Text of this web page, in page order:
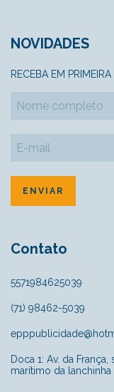
NOVIDADES
RECEBA EM PRIMEIRA
Contato
5571984625039
(71) 98462-5039
Doca 1: Av. da
marítimo da